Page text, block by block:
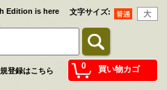
文字サイズ:
Edition is here
0 買い物カゴ
登録はこちら